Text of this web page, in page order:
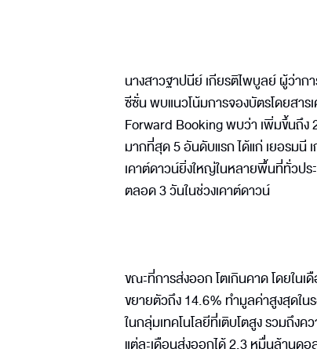
นางสาวฐาปนีย์ เกียรติไพบูลย์ ผู้ว่ากา
ซีซั่น พบแนวโน้มการจองบัตรโดยสาร
Forward Booking พบว่า เพิ่มขึ้นถึง
มากที่สุด 5 อันดับแรก ได้แก่ เยอรมนี
เคาต์ดาวน์ยิ่งใหญ่ในหลายพื้นที่ทั่วปร
ตลอด 3 วันในช่วงเคาต์ดาวน์
ขณะที่การส่งออก โตเกินคาด โดยใ
ขยายตัวถึง 14.6% ทำมูลค่าสูงสุดใน
ในกลุ่มเทคโนโลยีที่เติบโตสูง รวมถึง
แต่ละเดือนส่งออกได้ 2.3 หมื่นล้านดอ